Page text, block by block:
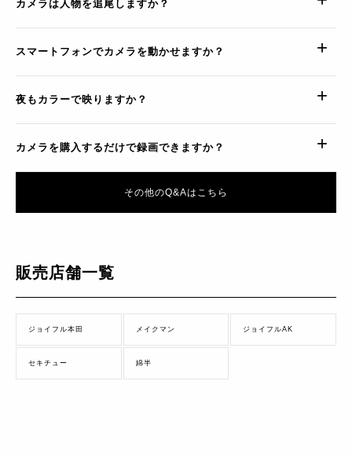
カメラは人物を追尾しますか？
スマートフォンでカメラを動かせますか？
夜もカラーで映りますか？
カメラを購入するだけで録画できますか？
その他のQ&Aはこちら
販売店舗一覧
ジョイフル本田 メイクマン ジョイフルAK
セキチュー 綿半